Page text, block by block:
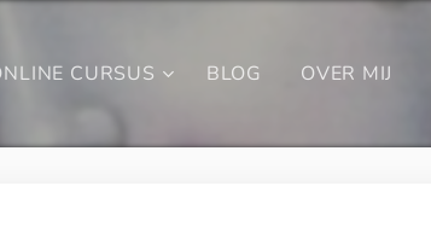
CURSUS BLOG OVER MIJ